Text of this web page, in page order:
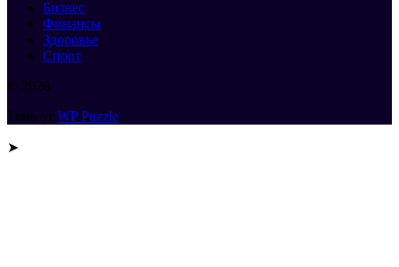
Бизнес
Финансы
Здоровье
Спорт
© 2026
Тема от WP Puzzle
➤